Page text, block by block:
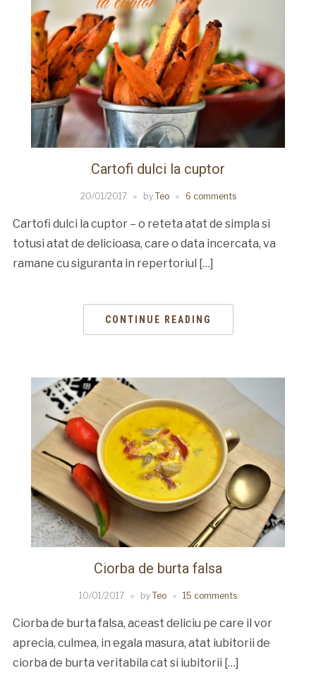
Cartofi dulci la cuptor
20/01/2017 by Teo 6 comments
Cartofi dulci la cuptor – o reteta atat de simpla si
totusi atat de delicioasa, care o data incercata, va
ramane cu siguranta in repertoriul […]
CONTINUE READING
Ciorba de burta falsa
10/01/2017 by Teo 15 comments
Ciorba de burta falsa, aceast deliciu pe care il vor
aprecia, culmea, in egala masura, atat iubitorii de
ciorba de burta veritabila cat si iubitorii […]